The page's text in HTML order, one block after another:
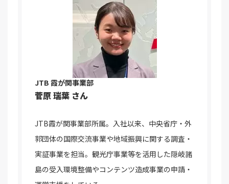
JTB 霞が関事業部
菅原 瑞葉 さん
JTB霞が関事業部所属。入社以来、中央省庁・外
郭団体の国際交流事業や地域振興に関する調査・
実証事業を担当。観光庁事業等を活用した隠岐諸
島の受入環境整備やコンテンツ造成事業の申請・